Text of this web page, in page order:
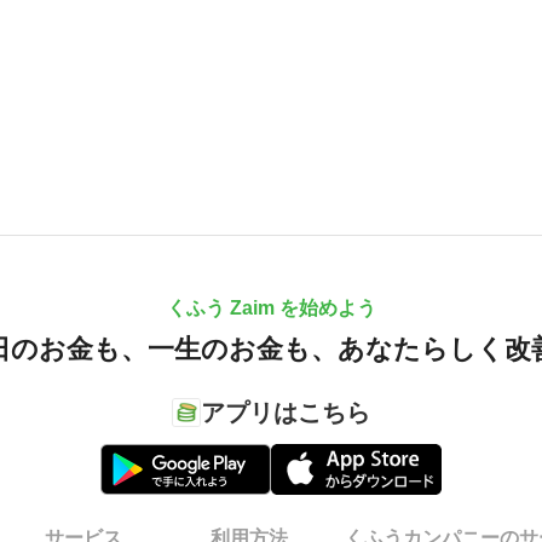
くふう Zaim を始めよう
のお金も、 一生のお金も、 あなたらしく改
アプリはこちら
サービス 利用方法 くふうカンパニーの